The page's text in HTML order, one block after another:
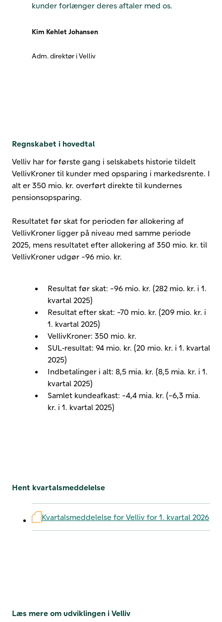
kunder forlænger deres aftaler med os.
Kim Kehlet Johansen
Adm. direktør i Velliv
Regnskabet i hovedtal
Velliv har for første gang i selskabets historie tildelt
VellivKroner til kunder med opsparing i markedsrente. I
alt er 350 mio. kr. overført direkte til kundernes
pensionsopsparing.
Resultatet før skat for perioden før allokering af
VellivKroner ligger på niveau med samme periode
2025, mens resultatet efter allokering af 350 mio. kr. til
VellivKroner udgør -96 mio. kr.
Resultat før skat: -96 mio. kr. (282 mio. kr. i 1.
kvartal 2025)
Resultat efter skat: -70 mio. kr. (209 mio. kr. i
1. kvartal 2025)
VellivKroner: 350 mio. kr.
SUL‑resultat: 94 mio. kr. (20 mio. kr. i 1. kvartal
2025)
Indbetalinger i alt: 8,5 mia. kr. (8,5 mia. kr. i 1.
kvartal 2025)
Samlet kundeafkast: -4,4 mia. kr. (-6,3 mia.
kr. i 1. kvartal 2025)
Hent kvartalsmeddelelse
Kvartalsmeddelelse for Velliv for 1. kvartal 2026
Læs mere om udviklingen i Velliv